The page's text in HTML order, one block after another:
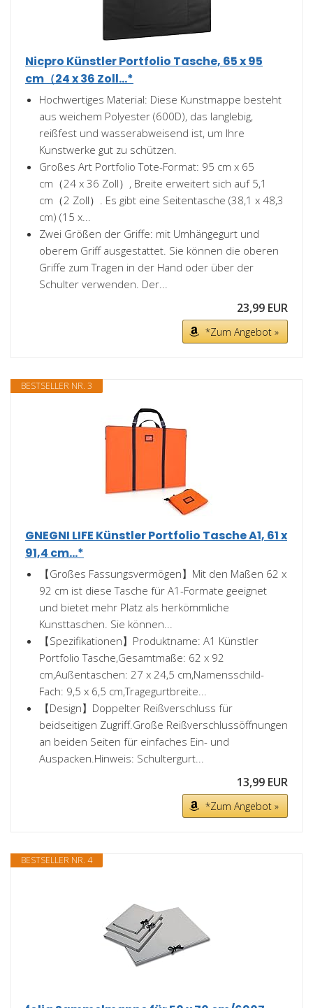
Nicpro Künstler Portfolio Tasche, 65 x 95
cm（24 x 36 Zoll...*
Hochwertiges Material: Diese Kunstmappe besteht
aus weichem Polyester (600D), das langlebig,
reißfest und wasserabweisend ist, um Ihre
Kunstwerke gut zu schützen.
Großes Art Portfolio Tote-Format: 95 cm x 65
cm（24 x 36 Zoll）, Breite erweitert sich auf 5,1
cm（2 Zoll）. Es gibt eine Seitentasche (38,1 x 48,3
cm) (15 x...
Zwei Größen der Griffe: mit Umhängegurt und
oberem Griff ausgestattet. Sie können die oberen
Griffe zum Tragen in der Hand oder über der
Schulter verwenden. Der...
23,99 EUR
*Zum Angebot »
BESTSELLER NR. 3
GNEGNI LIFE Künstler Portfolio Tasche A1, 61 x
91,4 cm...*
【Großes Fassungsvermögen】Mit den Maßen 62 x
92 cm ist diese Tasche für A1-Formate geeignet
und bietet mehr Platz als herkömmliche
Kunsttaschen. Sie können...
【Spezifikationen】Produktname: A1 Künstler
Portfolio Tasche,Gesamtmaße: 62 x 92
cm,Außentaschen: 27 x 24,5 cm,Namensschild-
Fach: 9,5 x 6,5 cm,Tragegurtbreite...
【Design】Doppelter Reißverschluss für
beidseitigen Zugriff.Große Reißverschlussöffnungen
an beiden Seiten für einfaches Ein- und
Auspacken.Hinweis: Schultergurt...
13,99 EUR
*Zum Angebot »
BESTSELLER NR. 4